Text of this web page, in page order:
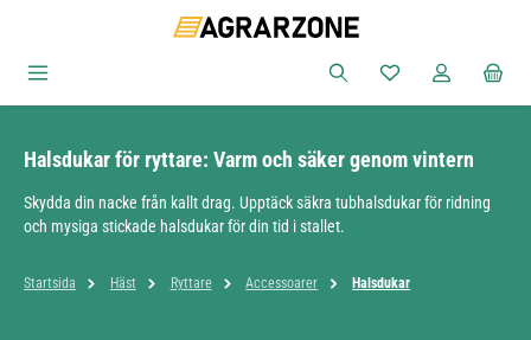
Du har 0 objekt i
Halsdukar för ryttare: Varm och säker genom vintern
Skydda din nacke från kallt drag. Upptäck säkra tubhalsdukar för ridning
och mysiga stickade halsdukar för din tid i stallet.
Startsida Häst Ryttare Accessoarer Halsdukar